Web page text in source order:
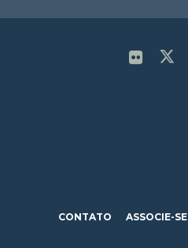
CONTATO ASSOCIE-SE